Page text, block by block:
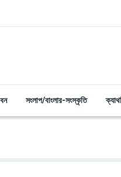
সংলাপ/বাংলার-সংস্কৃতি